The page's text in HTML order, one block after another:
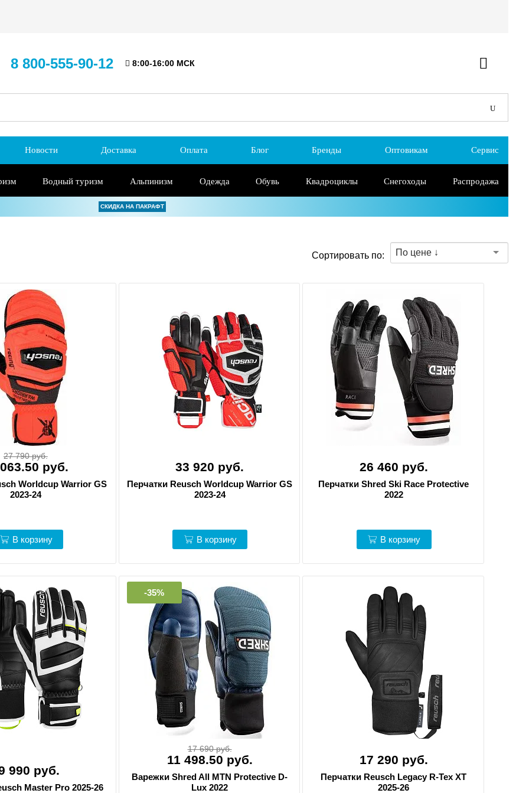
8 800-555-90-12 8:00-16:00 МСК
Новости Доставка Оплата Блог Бренды Оптовикам Сервис
Водный туризм Альпинизм Одежда Обувь Квадроциклы Снегоходы Распродажа
СКИДКА НА ПАКРАФТ
Сортировать по: По цене ↓
27 790 руб.
руб.
Worldcup Warrior GS
2023-24
В корзину
33 920 руб.
Перчатки Reusch Worldcup Warrior GS
2023-24
В корзину
26 460 руб.
Перчатки Shred Ski Race Protective
2022
В корзину
990 руб.
Master Pro 2025-26
-35%
17 690 руб.
11 498.50 руб.
Варежки Shred All MTN Protective D-
Lux 2022
17 290 руб.
Перчатки Reusch Legacy R-Tex XT
2025-26